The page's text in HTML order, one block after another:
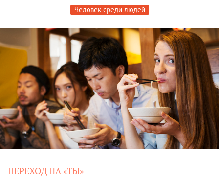
Человек среди людей
ПЕРЕХОД НА «ТЫ»